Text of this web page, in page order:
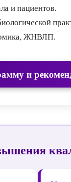
и пациентов.
ЖНВЛП.
и